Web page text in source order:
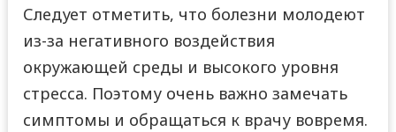
Следует отметить, что болезни молодеют
из-за негативного воздействия
окружающей среды и высокого уровня
стресса. Поэтому очень важно замечать
симптомы и обращаться к врачу вовремя.